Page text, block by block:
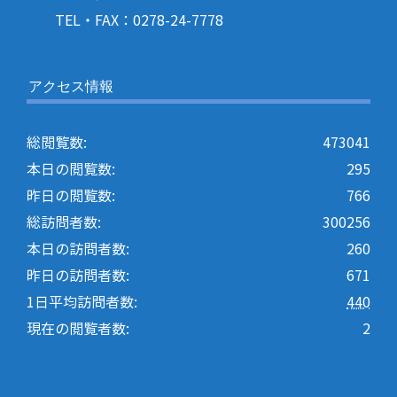
TEL・FAX：0278-24-7778
アクセス情報
473041
総閲覧数:
295
本日の閲覧数:
766
昨日の閲覧数:
300256
総訪問者数:
260
本日の訪問者数:
671
昨日の訪問者数:
440
1日平均訪問者数:
2
現在の閲覧者数: